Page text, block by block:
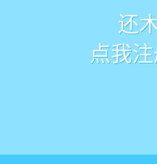
还
点我